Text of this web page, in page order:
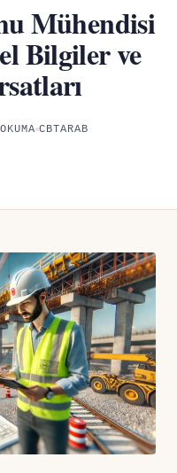
Mühendisi
Bilgiler ve
CBTARAB